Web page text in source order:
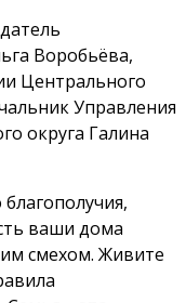
Воробьёва,
Центрального
Управления
округа Галина
ваши дома
смехом. Живите